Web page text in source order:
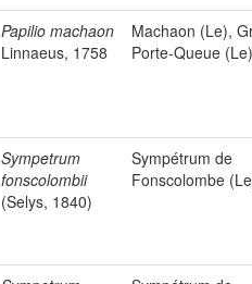
Papilio machaon
Linnaeus, 1758
Machaon (Le),
Porte-Queue (Le)
Sympetrum
fonscolombii
(Selys, 1840)
Sympétrum de
Fonscolombe